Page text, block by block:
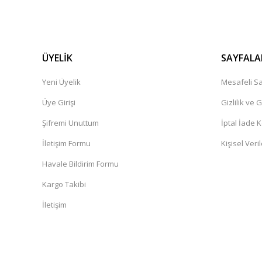
ÜYELİK
Yeni Üyelik
Üye Girişi
Şifremi Unuttum
İletişim Formu
Havale Bildirim Formu
Kargo Takibi
İletişim
Mesafeli
Gizlilik ve
İptal İade
Kişisel